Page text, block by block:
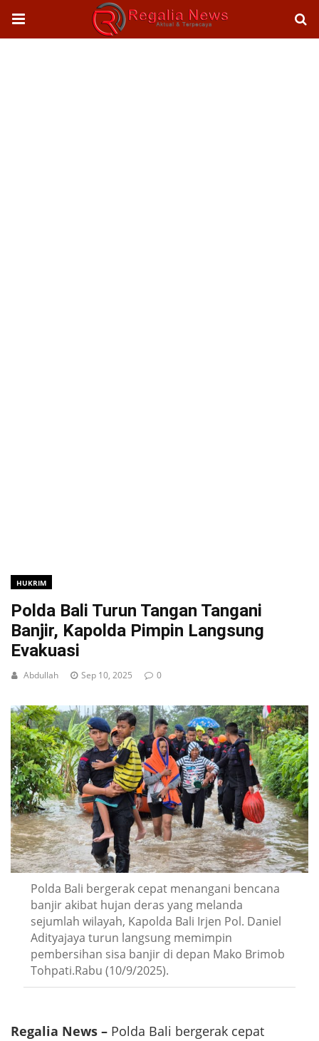
HUKRIM
Polda Bali Turun Tangan Tangani
Banjir, Kapolda Pimpin Langsung
Evakuasi
Abdullah Sep 10, 2025 0
Polda Bali bergerak cepat menangani bencana
banjir akibat hujan deras yang melanda
sejumlah wilayah, Kapolda Bali Irjen Pol. Daniel
Adityajaya turun langsung memimpin
pembersihan sisa banjir di depan Mako Brimob
Tohpati.Rabu (10/9/2025).
Regalia News – Polda Bali bergerak cepat